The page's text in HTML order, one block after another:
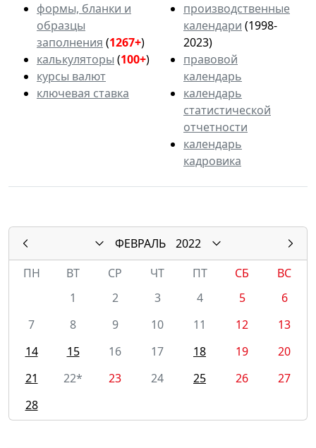
формы, бланки и
образцы
заполнения (1267+)
калькуляторы (100+)
курсы валют
ключевая ставка
производственные
календари (1998-
2023)
правовой
календарь
календарь
статистической
отчетности
календарь
кадровика
ФЕВРАЛЬ
2022
ПН
ВТ СР ЧТ ПТ СБ
ВС
1
2 3 4 5
6
7
8 9 10 11 12
13
14
15 16 17 18 19
20
21
22* 23 24 25 26
27
28